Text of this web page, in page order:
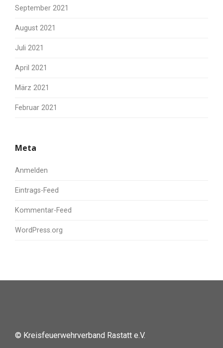
September 2021
August 2021
Juli 2021
April 2021
März 2021
Februar 2021
Meta
Anmelden
Eintrags-Feed
Kommentar-Feed
WordPress.org
© Kreisfeuerwehrverband Rastatt e.V.